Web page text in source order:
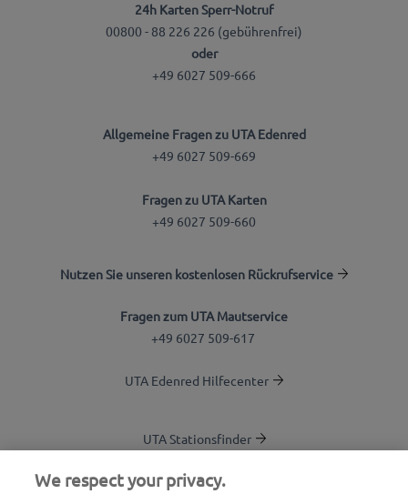
24h Karten Sperr-Notruf
00800 - 88 226 226 (gebührenfrei)
oder
+49 6027 509-666
Allgemeine Fragen zu UTA Edenred
+49 6027 509-669
Fragen zu UTA Karten
+49 6027 509-660
Nutzen Sie unseren kostenlosen Rückrufservice
Fragen zum UTA Mautservice
+49 6027 509-617
UTA Edenred Hilfecenter
UTA Stationsfinder
Blog
We respect your privacy.